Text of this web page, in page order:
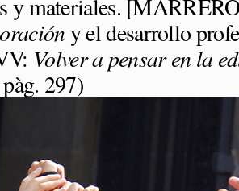
y materiales.
y el desarrollo
Volver a pensar en la
297)